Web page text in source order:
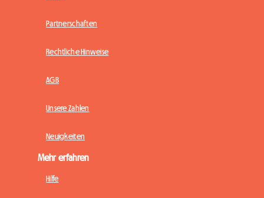
Partnerschaften
Rechtliche Hinweise
AGB
Unsere Zahlen
Neuigkeiten
Mehr erfahren
Hilfe